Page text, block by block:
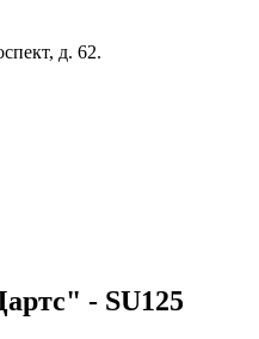
д. 62.
- SU125